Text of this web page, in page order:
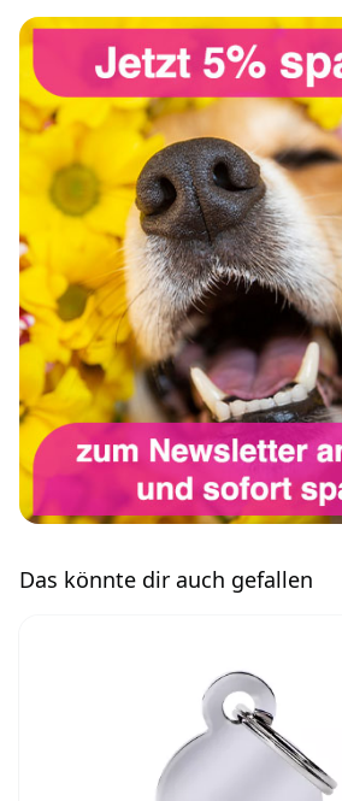
Das könnte dir auch gefallen